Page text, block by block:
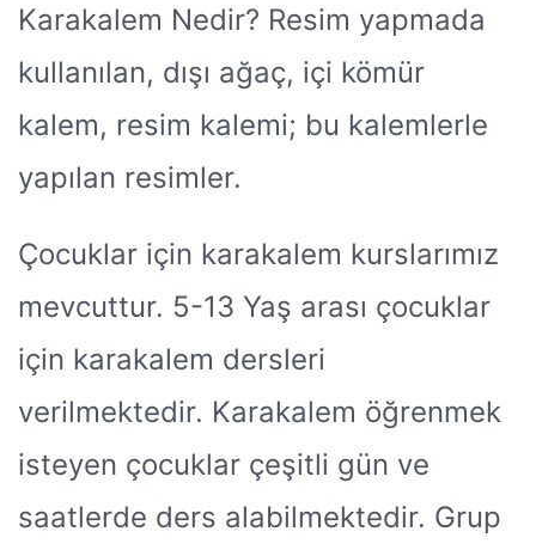
Karakalem Nedir? Resim yapmada
kullanılan, dışı ağaç, içi kömür
kalem, resim kalemi; bu kalemlerle
yapılan resimler.
Çocuklar için karakalem kurslarımız
mevcuttur. 5-13 Yaş arası çocuklar
için karakalem dersleri
verilmektedir. Karakalem öğrenmek
isteyen çocuklar çeşitli gün ve
saatlerde ders alabilmektedir. Grup